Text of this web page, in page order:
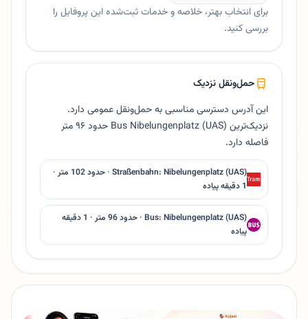
برای انتخاب بهتر، خلاصه و خدمات ثبت‌شده این پروفایل را
بررسی کنید.
حمل‌ونقل نزدیک
این آدرس دسترسی مناسبی به حمل‌ونقل عمومی دارد.
نزدیک‌ترین Bus Nibelungenplatz (UAS) حدود ۹۶ متر
فاصله دارد.
Straßenbahn: Nibelungenplatz (UAS) · حدود 102 متر ·
1 دقیقه پیاده
Bus: Nibelungenplatz (UAS) · حدود 96 متر · 1 دقیقه
پیاده